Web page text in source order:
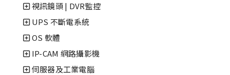
視訊鏡頭 | DVR監控
UPS 不斷電系統
OS 軟體
IP-CAM 網路攝影機
伺服器及工業電腦